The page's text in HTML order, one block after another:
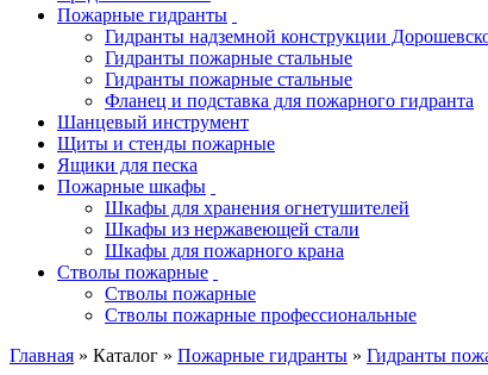
Пожарные гидранты
Гидранты надземной конструкции
Гидранты пожарные стальные
Гидранты пожарные стальные
Фланец и подставка для пожарного гидранта
Шанцевый инструмент
Щиты и стенды пожарные
Ящики для песка
Пожарные шкафы
Шкафы для хранения огнетушителей
Шкафы из нержавеющей стали
Шкафы для пожарного крана
Стволы пожарные
Стволы пожарные
Стволы пожарные профессиональные
Главная » Каталог » Пожарные гидранты » Гидранты